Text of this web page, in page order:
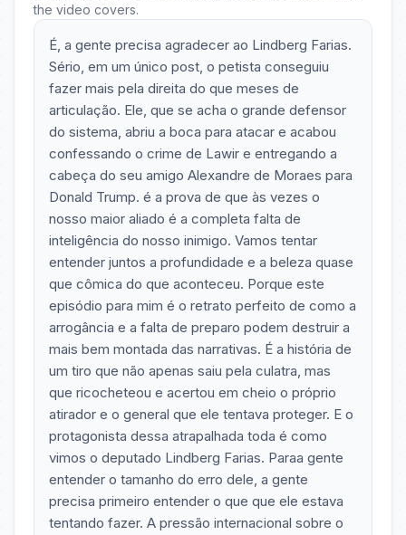
the video covers.
É, a gente precisa agradecer ao Lindberg Farias.
Sério, em um único post, o petista conseguiu
fazer mais pela direita do que meses de
articulação. Ele, que se acha o grande defensor
do sistema, abriu a boca para atacar e acabou
confessando o crime de Lawir e entregando a
cabeça do seu amigo Alexandre de Moraes para
Donald Trump. é a prova de que às vezes o
nosso maior aliado é a completa falta de
inteligência do nosso inimigo. Vamos tentar
entender juntos a profundidade e a beleza quase
que cômica do que aconteceu. Porque este
episódio para mim é o retrato perfeito de como a
arrogância e a falta de preparo podem destruir a
mais bem montada das narrativas. É a história de
um tiro que não apenas saiu pela culatra, mas
que ricocheteou e acertou em cheio o próprio
atirador e o general que ele tentava proteger. E o
protagonista dessa atrapalhada toda é como
vimos o deputado Lindberg Farias. Paraa gente
entender o tamanho do erro dele, a gente
precisa primeiro entender o que que ele estava
tentando fazer. A pressão internacional sobre o